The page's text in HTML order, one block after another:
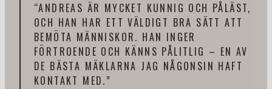
“ANDREAS ÄR MYCKET KUNNIG OCH PÅLÄST,
OCH HAN HAR ETT VÄLDIGT BRA SÄTT ATT
BEMÖTA MÄNNISKOR. HAN INGER
FÖRTROENDE OCH KÄNNS PÅLITLIG – EN AV
DE BÄSTA MÄKLARNA JAG NÅGONSIN HAFT
KONTAKT MED.”